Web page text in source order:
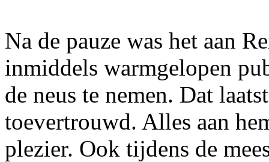
Na de pauze was het aan
inmiddels warmgelopen
de neus te nemen. Dat
toevertrouwd. Alles aan
plezier. Ook tijdens de